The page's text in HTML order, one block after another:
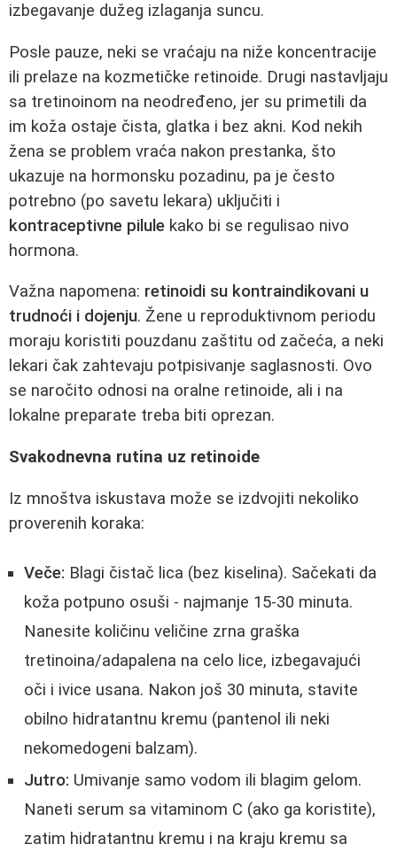
izbegavanje dužeg izlaganja suncu.
Posle pauze, neki se vraćaju na niže koncentracije
ili prelaze na kozmetičke retinoide. Drugi nastavljaju
sa tretinoinom na neodređeno, jer su primetili da
im koža ostaje čista, glatka i bez akni. Kod nekih
žena se problem vraća nakon prestanka, što
ukazuje na hormonsku pozadinu, pa je često
potrebno (po savetu lekara) uključiti i
kontraceptivne pilule kako bi se regulisao nivo
hormona.
Važna napomena: retinoidi su kontraindikovani u
trudnoći i dojenju. Žene u reproduktivnom periodu
moraju koristiti pouzdanu zaštitu od začeća, a neki
lekari čak zahtevaju potpisivanje saglasnosti. Ovo
se naročito odnosi na oralne retinoide, ali i na
lokalne preparate treba biti oprezan.
Svakodnevna rutina uz retinoide
Iz mnoštva iskustava može se izdvojiti nekoliko
proverenih koraka:
Veče: Blagi čistač lica (bez kiselina). Sačekati da
koža potpuno osuši - najmanje 15-30 minuta.
Nanesite količinu veličine zrna graška
tretinoina/adapalena na celo lice, izbegavajući
oči i ivice usana. Nakon još 30 minuta, stavite
obilno hidratantnu kremu (pantenol ili neki
nekomedogeni balzam).
Jutro: Umivanje samo vodom ili blagim gelom.
Naneti serum sa vitaminom C (ako ga koristite),
zatim hidratantnu kremu i na kraju kremu sa